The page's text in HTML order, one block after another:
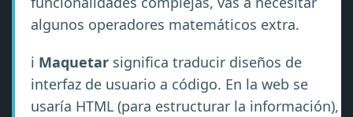
algunos operadores matemáticos extra.
ℹ️ Maquetar significa traducir diseños de
interfaz de usuario a código. En la web se
usaría HTML (para estructurar la información),